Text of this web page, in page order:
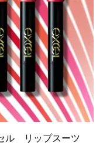
セル リップスーツ